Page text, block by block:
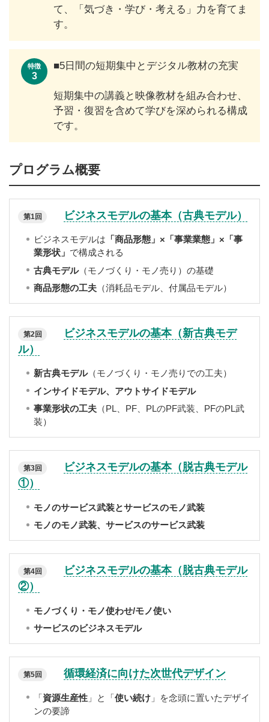
て、「気づき・学び・考える」力を育てま
す。
特徴
3
■5日間の短期集中とデジタル教材の充実
短期集中の講義と映像教材を組み合わせ、
予習・復習を含めて学びを深められる構成
です。
プログラム概要
第1回 ビジネスモデルの基本（古典モデル）
ビジネスモデルは 「商品形態」×「事業業態」×「事
業形状」 で構成される
古典モデル（モノづくり・モノ売り）の基礎
商品形態の工夫 （消耗品モデル、付属品モデル）
第2回
ビジネスモデルの基本（新古典モデ
ル）
新古典モデル（モノづくり・モノ売りでの工夫）
インサイドモデル、アウトサイドモデル
事業形状の工夫 （PL、PF、PLのPF武装、PFのPL武
装）
第3回
ビジネスモデルの基本（脱古典モデル
①）
モノのサービス武装とサービスのモノ武装
モノのモノ武装、サービスのサービス武装
第4回
ビジネスモデルの基本（脱古典モデル
②）
モノづくり・モノ使わせ/モノ使い
サービスのビジネスモデル
第5回 循環経済に向けた次世代デザイン
「資源生産性 」と「使い続け 」を念頭に置いたデザイ
ンの要諦